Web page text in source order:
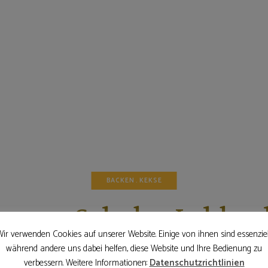
BACKEN KEKSE
Schoko-
21. Dezember 2022
verwenden Cookies auf unserer Website. Einige von ihnen sind
während andere uns dabei helfen, diese Website und Ihre Bedienung zu
verbessern. Weitere Informationen:Datenschutzrichtlinien